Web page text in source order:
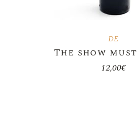
DE
The show
12,00€